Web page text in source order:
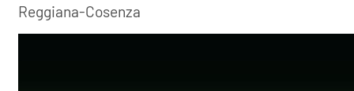
Reggiana-Cosenza